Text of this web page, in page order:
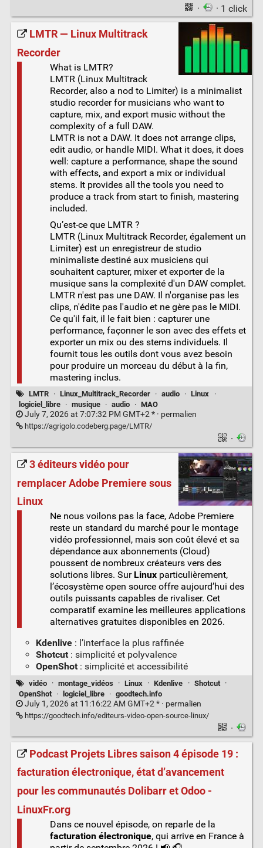
· · 1 click
LMTR — Linux Multitrack
Recorder
What is LMTR?
LMTR (Linux Multitrack
Recorder, also a nod to Limiter) is a minimalist
studio recorder for musicians who want to
capture, mix, and export music without the
complexity of a full DAW.
LMTR is not a DAW. It does not arrange clips,
edit audio, or handle MIDI. What it does, it does
well: capture a performance, shape the sound
with effects, and export a mix or individual
stems. It provides all the tools you need to
produce a track from start to finish, mastering
included.
Qu’est-ce que LMTR ?
LMTR (Linux Multitrack Recorder, également un
Limiter) est un enregistreur de studio
minimaliste destiné aux musiciens qui
souhaitent capturer, mixer et exporter de la
musique sans la complexité d'un DAW complet.
LMTR n'est pas une DAW. Il n'organise pas les
clips, n'édite pas l'audio et ne gère pas le MIDI.
Ce qu'il fait, il le fait bien : capturer une
performance, façonner le son avec des effets et
exporter un mix ou des stems individuels. Il
fournit tous les outils dont vous avez besoin
pour produire un morceau du début à la fin,
mastering inclus.
LMTR · Linux_Multitrack_Recorder · audio · Linux
·
logiciel_libre
· musique · audio · MAO
July 7, 2026 at 7:07:32 PM GMT+2 * · permalien
https://agrigolo.codeberg.page/LMTR/
·
3 éditeurs vidéo pour
remplacer Adobe Premiere sous
Linux
Ne nous voilons pas la face, Adobe Premiere
reste un standard du marché pour le montage
vidéo professionnel, mais son coût élevé et sa
dépendance aux abonnements (Cloud)
poussent de nombreux créateurs vers des
solutions libres. Sur Linuxparticulièrement,
l’écosystème open source offre aujourd’hui des
outils puissants capables de rivaliser. Cet
comparatif examine les meilleures applications
alternatives gratuites disponibles en 2026.
Kdenlive: l’interface la plus raffinée
Shotcut: simplicité et polyvalence
OpenShot: simplicité et accessibilité
vidéo · montage_vidéos · Linux · Kdenlive · Shotcut
·
OpenShot
· logiciel_libre · goodtech.info
July 1, 2026 at 11:16:22 AM GMT+2 * · permalien
https://goodtech.info/editeurs-video-open-source-linux/
·
Podcast Projets Libres saison 4 épisode 19 :
facturation électronique, état d’avancement
pour les communautés Dolibarr et Odoo -
LinuxFr.org
Dans ce nouvel épisode, on reparle de la
facturation électronique, qui arrive en France à